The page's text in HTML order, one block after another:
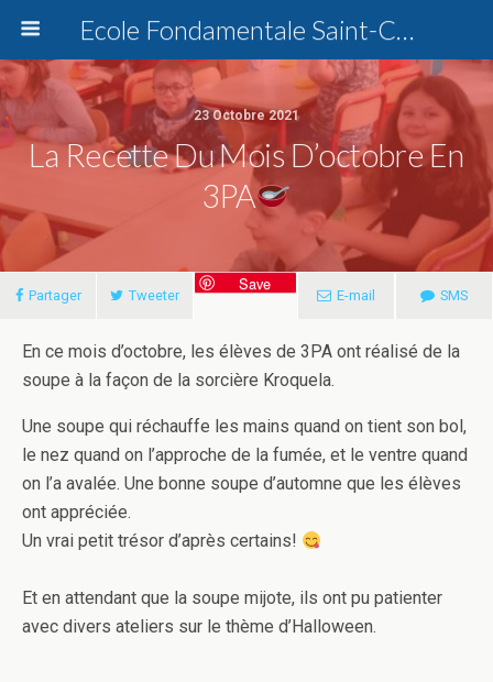
Ecole Fondamentale Saint-Charles Dottignies
23 Octobre 2021
La Recette Du Mois D’octobre En
3PA
Partager Tweeter
Save
E-mail SMS
En ce mois d’octobre, les élèves de 3PA ont réalisé de la
soupe à la façon de la sorcière Kroquela.
Une soupe qui réchauffe les mains quand on tient son bol,
le nez quand on l’approche de la fumée, et le ventre quand
on l’a avalée. Une bonne soupe d’automne que les élèves
ont appréciée.
Un vrai petit trésor d’après certains!
Et en attendant que la soupe mijote, ils ont pu patienter
avec divers ateliers sur le thème d’Halloween.